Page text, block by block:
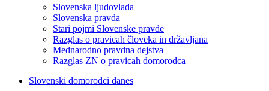
Slovenska ljudovlada
Slovenska pravda
Stari pojmi Slovenske pravde
Razglas o pravicah človeka in državljana
Mednarodno pravdna dejstva
Razglas ZN o pravicah domorodca
Slovenski domorodci danes